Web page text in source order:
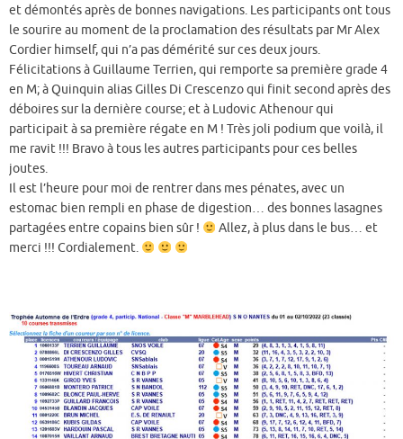
et démontés après de bonnes navigations. Les participants ont tous
le sourire au moment de la proclamation des résultats par Mr Alex
Cordier himself, qui n’a pas démérité sur ces deux jours.
Félicitations à Guillaume Terrien, qui remporte sa première grade 4
en M; à Quinquin alias Gilles Di Crescenzo qui finit second après des
déboires sur la dernière course; et à Ludovic Athenour qui
participait à sa première régate en M ! Très joli podium que voilà, il
me ravit !!! Bravo à tous les autres participants pour ces belles
joutes.
Il est l’heure pour moi de rentrer dans mes pénates, avec un
estomac bien rempli en phase de digestion… des bonnes lasagnes
partagées entre copains bien sûr !
Allez, à plus dans le bus… et
merci !!! Cordialement.